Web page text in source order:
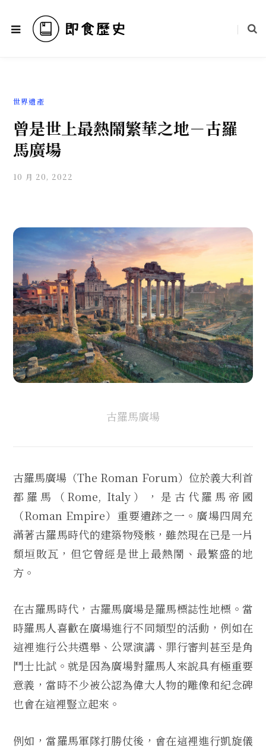
世界遺產
曾是世上最熱鬧繁華之地－古羅
馬廣場
10 月 20, 2022
古羅馬廣場
古羅馬廣場（The Roman Forum）位於義大利首
都羅馬（Rome, Italy），是古代羅馬帝國
（Roman Empire）重要遺跡之一。廣場四周充
滿著古羅馬時代的建築物殘骸，雖然現在已是一片
頹垣敗瓦，但它曾經是世上最熱鬧、最繁盛的地
方。
在古羅馬時代，古羅馬廣場是羅馬標誌性地標。當
時羅馬人喜歡在廣場進行不同類型的活動，例如在
這裡進行公共選舉、公眾演講、罪行審判甚至是角
鬥士比試。就是因為廣場對羅馬人來說具有極重要
意義，當時不少被公認為偉大人物的雕像和紀念碑
也會在這裡豎立起來。
例如，當羅馬軍隊打勝仗後，會在這裡進行凱旋儀